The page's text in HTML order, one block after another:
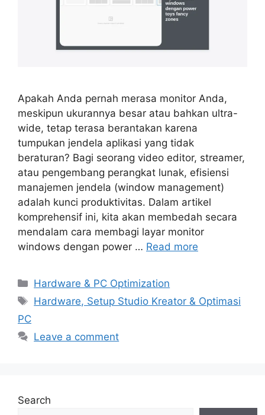
Apakah Anda pernah merasa monitor Anda,
meskipun ukurannya besar atau bahkan ultra-
wide, tetap terasa berantakan karena
tumpukan jendela aplikasi yang tidak
beraturan? Bagi seorang video editor, streamer,
atau pengembang perangkat lunak, efisiensi
manajemen jendela (window management)
adalah kunci produktivitas. Dalam artikel
komprehensif ini, kita akan membedah secara
mendalam cara membagi layar monitor
windows dengan power … Read more
Categories
Hardware & PC Optimization
Tags
Hardware, Setup Studio Kreator & Optimasi
PC
Leave a comment
Search